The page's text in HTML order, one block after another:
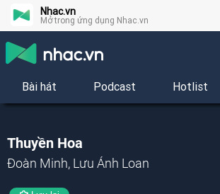
Nhac.vn
Mở trong ứng dụng Nhac.vn
Bài hát Podcast Hotlist
Thuyền Hoa
Đoàn Minh, Lưu Ánh Loan